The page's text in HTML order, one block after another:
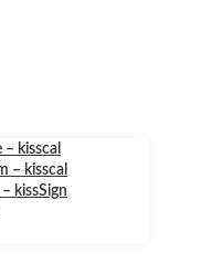
kisscal
– kisscal
kissSign